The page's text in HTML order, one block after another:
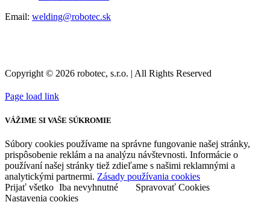
Email: welding@robotec.sk
Copyright © 2026 robotec, s.r.o. | All Rights Reserved
Page load link
VÁŽIME SI VAŠE SÚKROMIE
Súbory cookies používame na správne fungovanie našej stránky,
prispôsobenie reklám a na analýzu návštevnosti. Informácie o
používaní našej stránky tiež zdieľame s našimi reklamnými a
analytickými partnermi. Zásady používania cookies
Prijať všetko Iba nevyhnutné
Spravovať Cookies
Nastavenia cookies